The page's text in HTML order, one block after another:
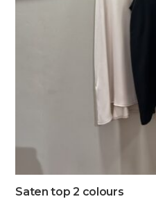
Saten top 2 colours